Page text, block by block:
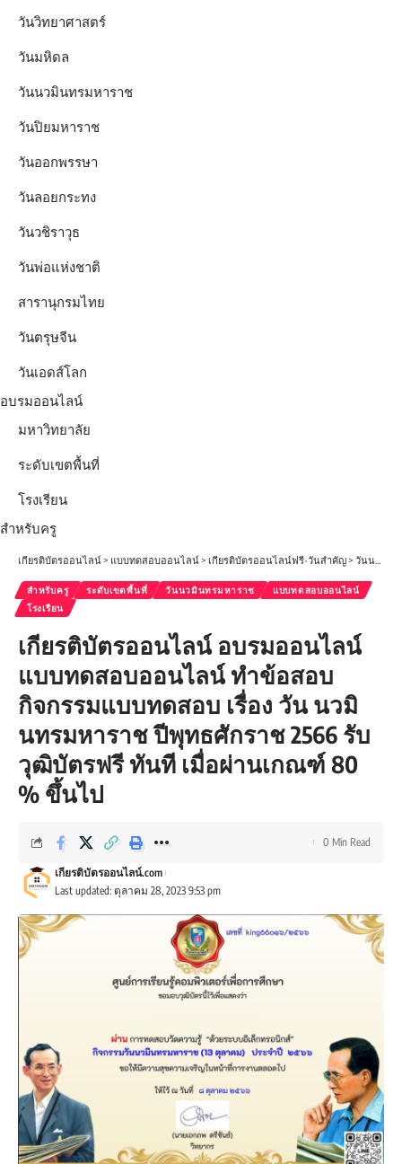
วันวิทยาศาสตร์
วันมหิดล
วันนวมินทรมหาราช
วันปิยมหาราช
วันออกพรรษา
วันลอยกระทง
วันวชิราวุธ
วันพ่อแห่งชาติ
สารานุกรมไทย
วันตรุษจีน
วันเอดส์โลก
อบรมออนไลน์
มหาวิทยาลัย
ระดับเขตพื้นที่
โรงเรียน
สำหรับครู
เกียรติบัตรออนไลน์> แบบทดสอบออนไลน์> เกียรติบัตรออนไลน์ฟรี-วันสำคัญ> วันนวมินทรมหาราช
สำหรับครู ระดับเขตพื้นที่ วันนวมินทรมหาราช
แบบทดสอบออนไลน์
โรงเรียน
เกียรติบัตรออนไลน์ อบรมออนไลน์
แบบทดสอบออนไลน์ ทำข้อสอบ
กิจกรรมแบบทดสอบ เรื่อง วัน นวมิ
นทรมหาราช ปีพุทธศักราช 2566 รับ
วุฒิบัตรฟรี ทันที เมื่อผ่านเกณฑ์ 80
% ขึ้นไป
Last updated: ตุลาคม 28, 2023 9:53 pm
เกียรติบัตรออนไลน์.com
0 Min Read